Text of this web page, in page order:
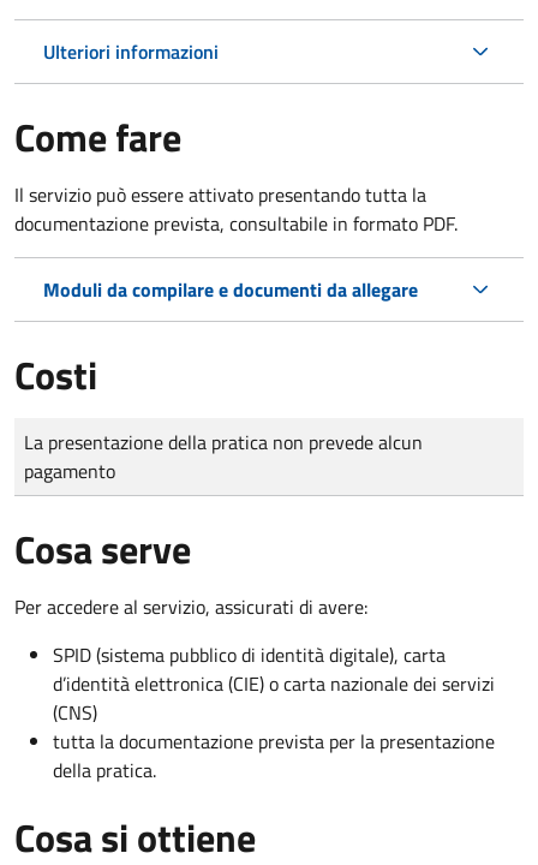
Ulteriori informazioni
Come fare
Il servizio può essere attivato presentando tutta la
documentazione prevista, consultabile in formato PDF.
Moduli da compilare e documenti da allegare
Costi
Tipo di pagamento
Importo
La presentazione della pratica non prevede alcun
pagamento
Cosa serve
Per accedere al servizio, assicurati di avere:
SPID (sistema pubblico di identità digitale), carta
d’identità elettronica (CIE) o carta nazionale dei servizi
(CNS)
tutta la documentazione prevista per la presentazione
della pratica.
Cosa si ottiene